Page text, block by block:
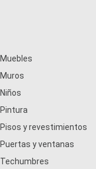
Muebles
Muros
Niños
Pintura
Pisos y revestimientos
Puertas y ventanas
Techumbres